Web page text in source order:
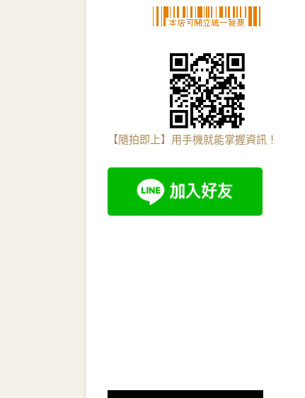
【隨拍即上】用手機就能掌握資訊！